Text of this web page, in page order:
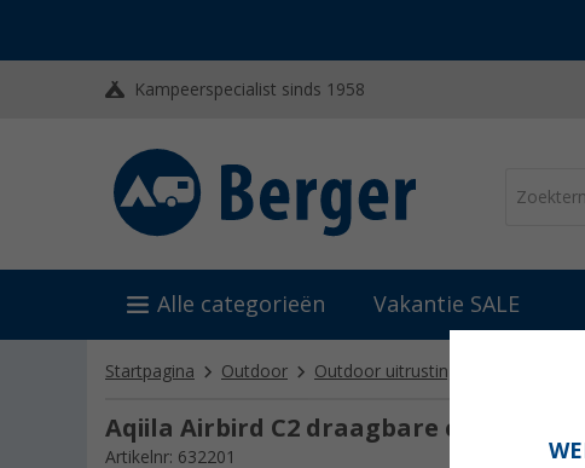
Kampeerspecialist sinds 1958
Alle categorieën Vakantie SALE
Startpagina Outdoor Outdoor uitrusting
Aqiila Airbird C2 draagbare
Artikelnr: 632201